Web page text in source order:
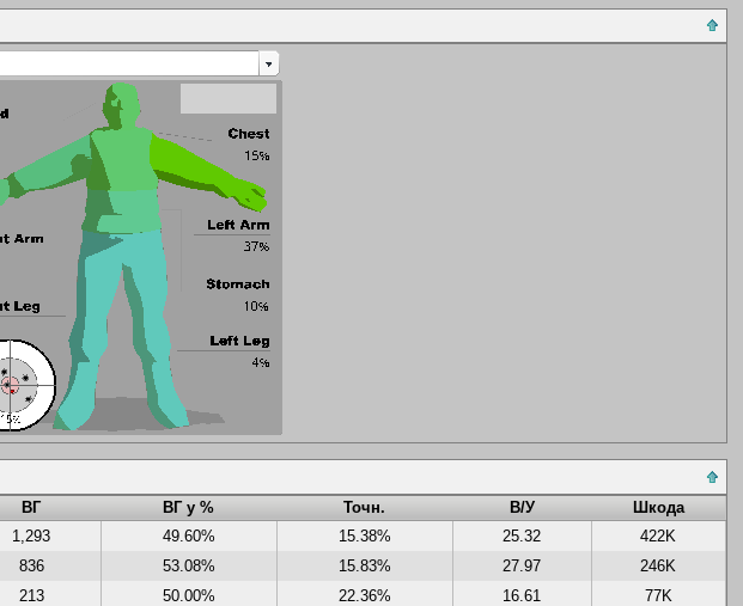
ВГ ВГ у % Точн. В/У
Шкода
1,293 49.60% 15.38% 25.32
422K
836 53.08% 15.83% 27.97
246K
213 50.00% 22.36% 16.61
77K